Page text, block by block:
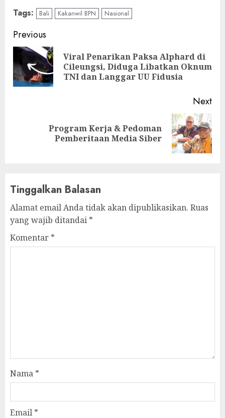
Tags: Bali Kakanwil BPN Nasional
Continue
Reading
Previous
Viral Penarikan Paksa Alphard di
Cileungsi, Diduga Libatkan Oknum
TNI dan Langgar UU Fidusia
Next
Program Kerja & Pedoman
Pemberitaan Media Siber
Tinggalkan Balasan
Alamat email Anda tidak akan dipublikasikan. Ruas
yang wajib ditandai *
Komentar *
Nama *
Email *